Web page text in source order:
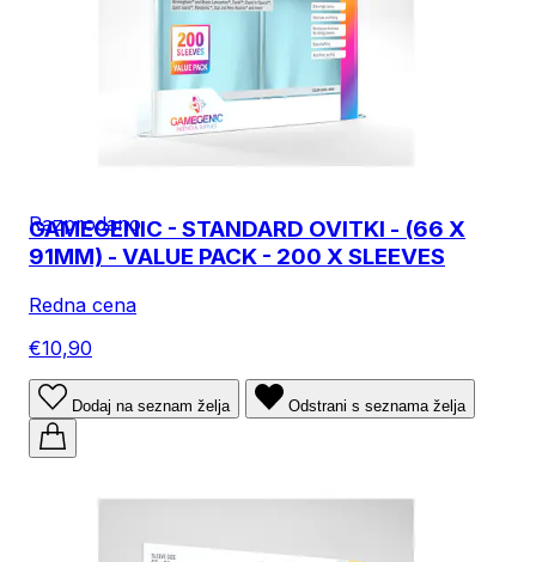
Razprodano
GAMEGENIC - STANDARD OVITKI - (66 X
91MM) - VALUE PACK - 200 X SLEEVES
Redna cena
€10,90
Dodaj na seznam želja Odstrani s seznama želja